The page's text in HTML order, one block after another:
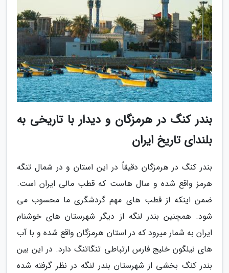
بندر کنگ در هرمزگان و دیدار با تاریخی به
بلندای تاریخ ایران
بندر کنگ در هرمزگان دقیقاً در این استان و در شمال تنگه
هرمز واقع شده و سال هاست که قطب مالی ایران است.
ضمن اینکه از قطب های مهم گردشگری ما محسوب می
شود. همچنین بندر لنگه از دیگر شهرستان های خوشنام
ایران به شمار میرود که در استان هرمزگان واقع شده و با آب
های نیلگون خلیج فارس ارتباطی تنگاتنگ دارد. در این بین
بندر کنگ بخشی از شهرستان بندر لنگه در نظر گرفته شده